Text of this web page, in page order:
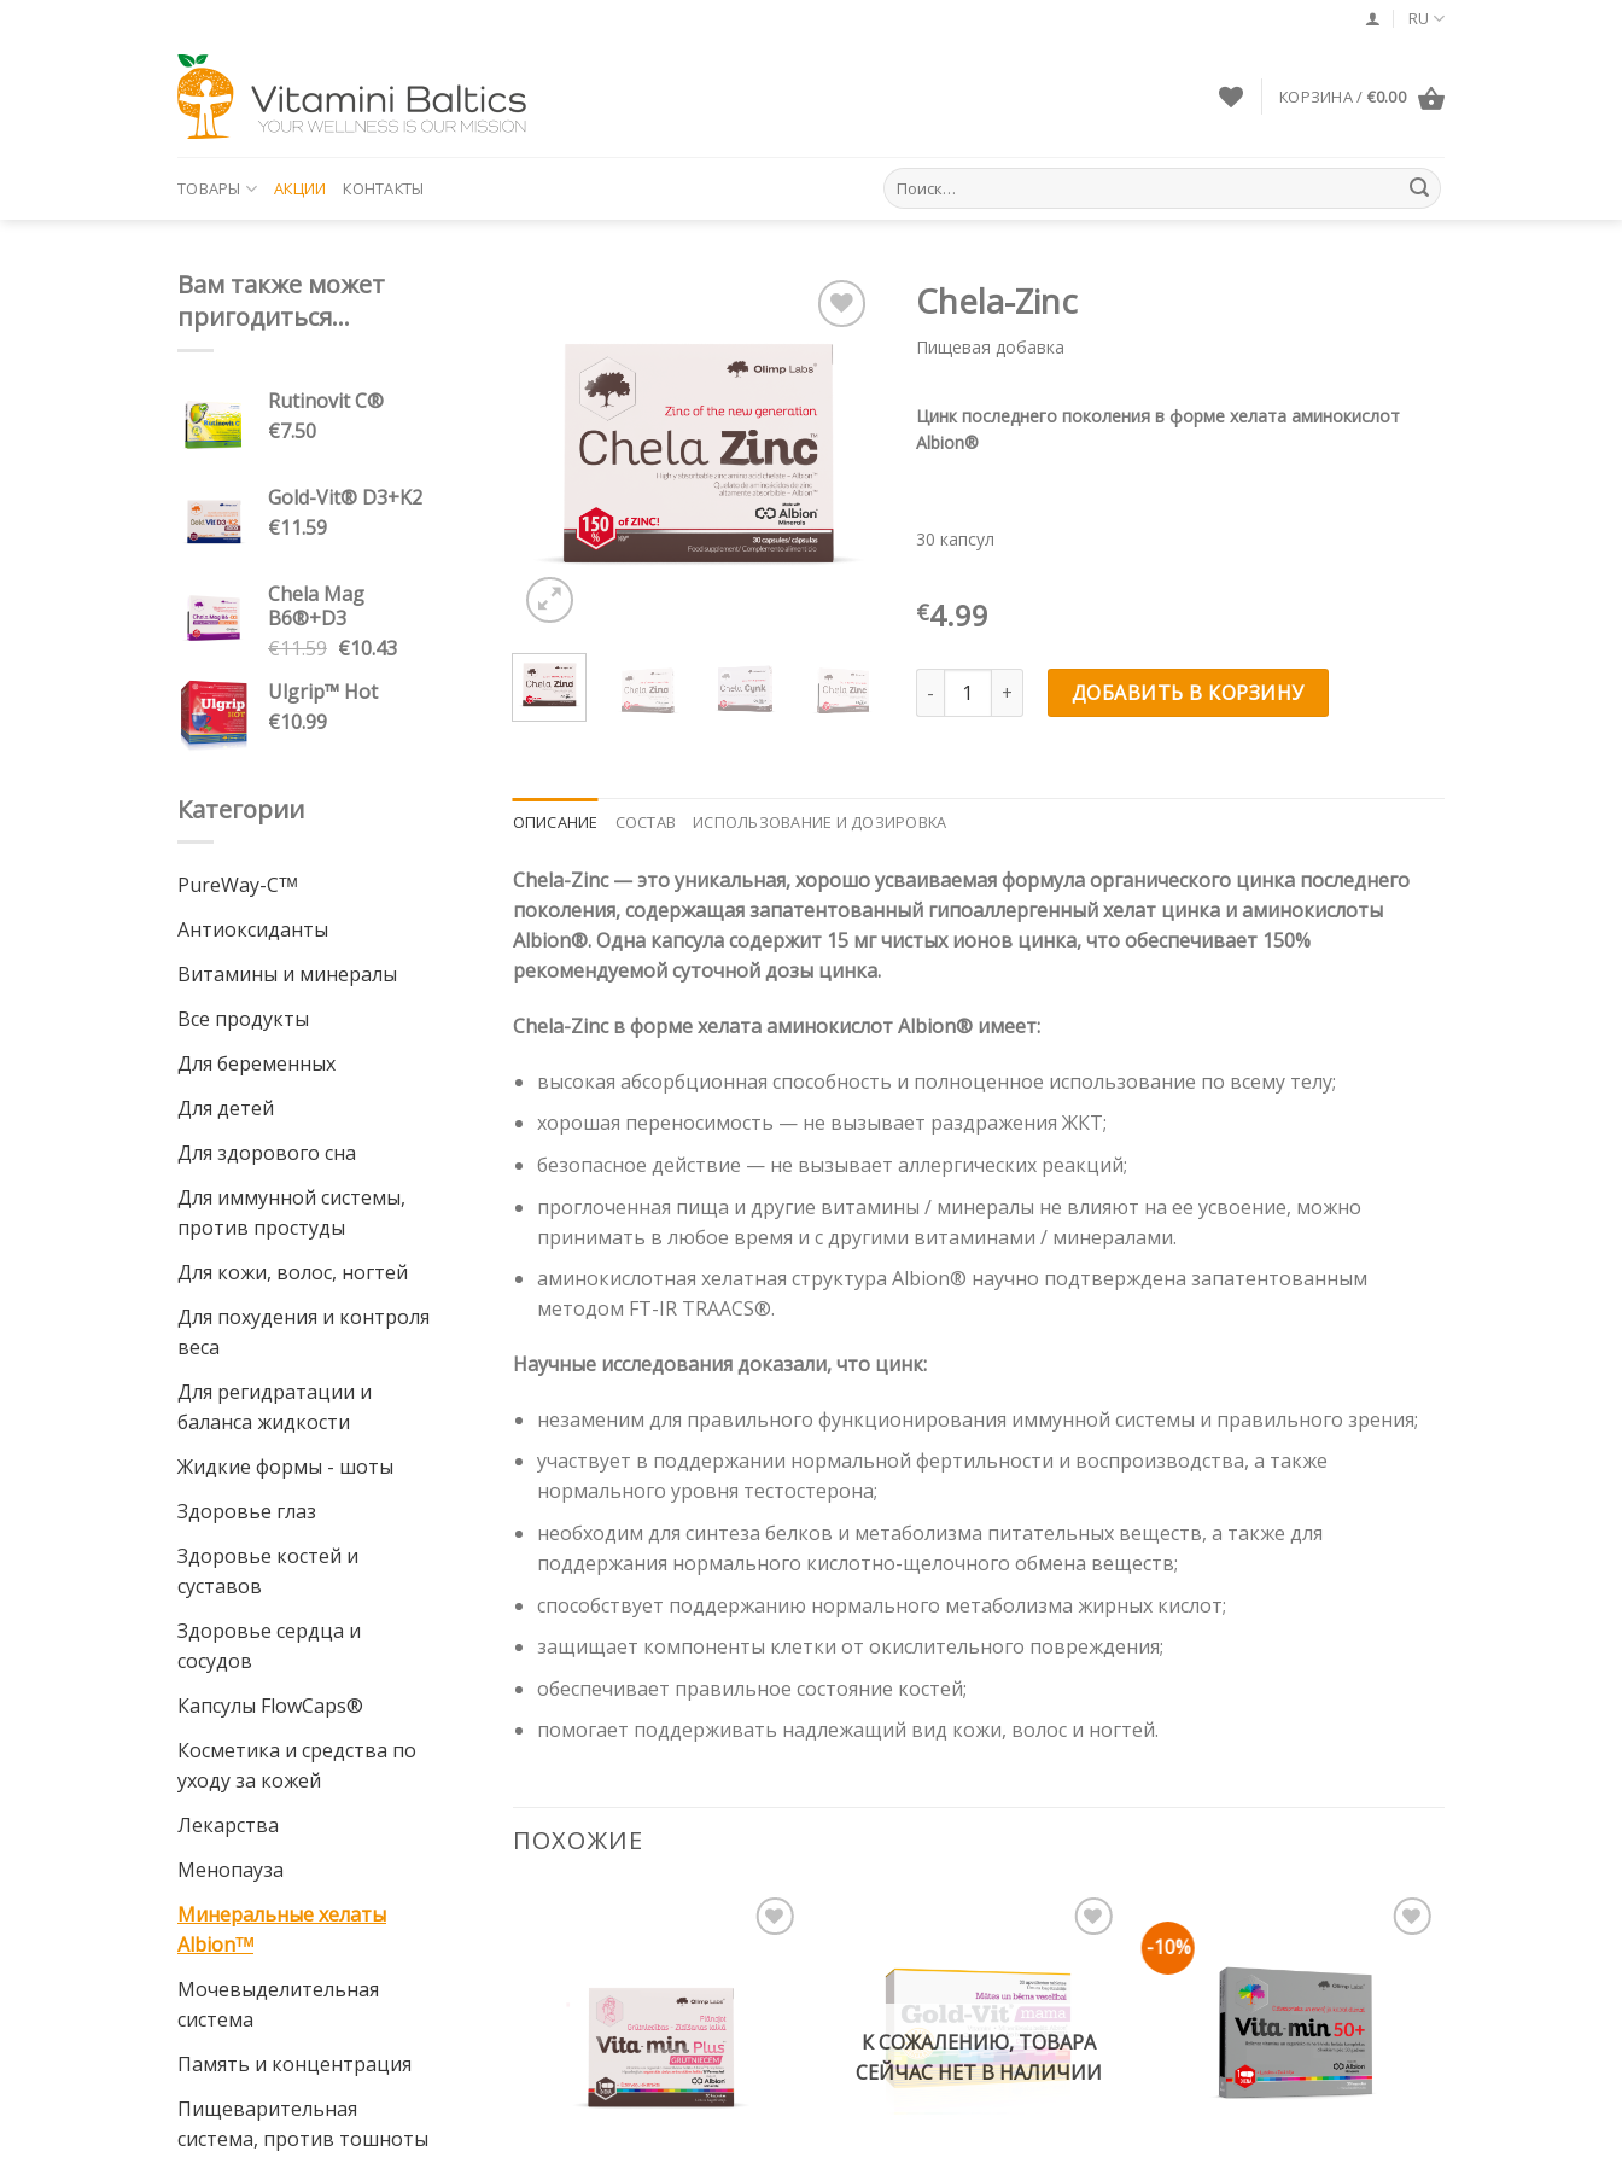
RU
КОРЗИНА / €0.00
ТОВАРЫ АКЦИИ КОНТАКТЫ Искать:
Вам также может
пригодиться...
Rutinovit C®
€7.50
Gold-Vit® D3+K2
€11.59
Chela Mag
B6®+D3
€11.59 Первоначальная
составляла
€10.43Текущая
Ulgrip™ Hot
€10.99
Категории
PureWay-Cᵀᴹ
Антиоксиданты
Витамины и минералы
Все продукты
Для беременных
Для детей
Для здорового сна
Для иммунной системы,
против простуды
Для кожи, волос, ногтей
Для похудения и контроля
веса
Для регидратации и
баланса жидкости
Жидкие формы - шoты
Здоровье глаз
Здоровье костей и
суставов
Здоровье сердца и
сосудов
Капсулы FlowCaps®
Косметика и средства по
уходу за кожей
Лекарства
Менопауза
Минеральные хелаты
Albionᵀᴹ
Мочевыделительная
система
Память и концентрация
Пищеварительная
система, против тошноты
Pievienot vēlmju
sarakstam
Chela-Zinc
Пищевая добавка
Цинк последнего поколения в форме хелата аминокислот
Albion®
30 капсул
€4.99
Количество товара Chela-ZincДОБАВИТЬ В КОРЗИНУ
ОПИСАНИЕ СОСТАВ ИСПОЛЬЗОВАНИЕ И ДОЗИРОВКА
Chela-Zinc — это уникальная, хорошо усваиваемая формула органического цинка последнего
поколения, содержащая запатентованный гипоаллергенный хелат цинка и аминокислоты
Albion®. Одна капсула содержит 15 мг чистых ионов цинка, что обеспечивает 150%
рекомендуемой суточной дозы цинка.
Chela-Zinc в форме хелата аминокислот Albion® имеет:
высокая абсорбционная способность и полноценное использование по всему телу;
хорошая переносимость — не вызывает раздражения ЖКТ;
безопасное действие — не вызывает аллергических реакций;
проглоченная пища и другие витамины / минералы не влияют на ее усвоение, можно
принимать в любое время и с другими витаминами / минералами.
aминокислотная хелатная структура Albion® научно подтверждена запатентованным
методом FT-IR TRAACS®.
Научные исследования доказали, что цинк:
незаменим для правильного функционирования иммунной системы и правильного зрения;
участвует в поддержании нормальной фертильности и воспроизводства, а также
нормального уровня тестостерона;
необходим для синтеза белков и метаболизма питательных веществ, а также для
поддержания нормального кислотно-щелочного обмена веществ;
способствует поддержанию нормального метаболизма жирных кислот;
защищает компоненты клетки от окислительного повреждения;
обеспечивает правильное состояние костей;
помогает поддерживать надлежащий вид кожи, волос и ногтей.
ПОХОЖИЕ
sarakstam
К СОЖАЛЕНИЮ, ТОВАРА
СЕЙЧАС НЕТ В НАЛИЧИИ
-10%
sarakstam
-10%
СЕЙЧАС НЕТ В НАЛИЧИИ